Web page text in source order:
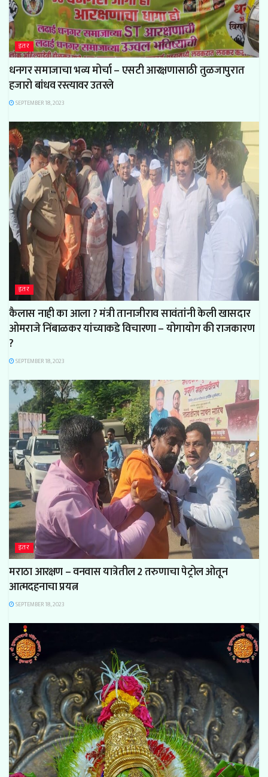
इतर
धनगर समाजाचा भव्य मोर्चा – एसटी आरक्षणासाठी तुळजापुरात
हजारो बांधव रस्त्यावर उतरले
SEPTEMBER 18, 2023
इतर
कैलास नाही का आला ? मंत्री तानाजीराव सावंतांनी केली खासदार
ओमराजे निंबाळकर यांच्याकडे विचारणा – योगायोग की राजकारण
?
SEPTEMBER 18, 2023
इतर
मराठा आरक्षण – वनवास यात्रेतील 2 तरुणाचा पेट्रोल ओतून
आत्मदहनाचा प्रयत्न
SEPTEMBER 18, 2023